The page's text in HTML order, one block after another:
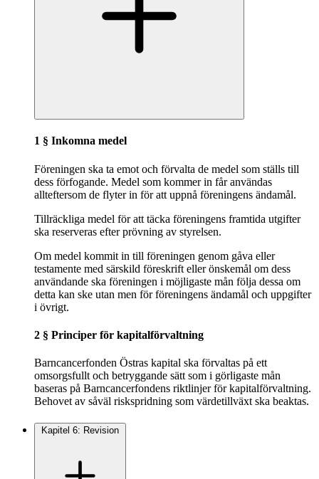
1 § Inkomna medel
Föreningen ska ta emot och förvalta de medel som ställs till
dess förfogande. Medel som kommer in får användas
allteftersom de flyter in för att uppnå föreningens ändamål.
Tillräckliga medel för att täcka föreningens framtida utgifter
ska reserveras efter prövning av styrelsen.
Om medel kommit in till föreningen genom gåva eller
testamente med särskild föreskrift eller önskemål om dess
användande ska föreningen i möjligaste mån följa dessa om
detta kan ske utan men för föreningens ändamål och uppgifter
i övrigt.
2 § Principer för kapitalförvaltning
Barncancerfonden Östras kapital ska förvaltas på ett
omsorgsfullt och betryggande sätt som i görligaste mån
baseras på Barncancerfondens riktlinjer för kapitalförvaltning.
Behovet av såväl riskspridning som värdetillväxt ska beaktas.
Kapitel 6: Revision